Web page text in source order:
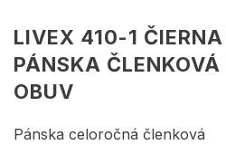
LIVEX 410-1
PÁNSKA
OBUV
Pánska celoročná členková